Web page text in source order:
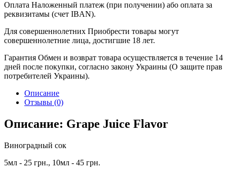
Оплата Наложенный платеж (при получении) або оплата за
реквизитамы (счет IBAN).
Для совершеннолетних Приобрести товары могут
совершеннолетние лица, достигшие 18 лет.
Гарантия Обмен и возврат товара осуществляется в течение 14
дней после покупки, согласно закону Украины (О защите прав
потребителей Украины).
Описание
Отзывы (0)
Описание: Grape Juice Flavor
Виноградный сок
5мл - 25 грн., 10мл - 45 грн.